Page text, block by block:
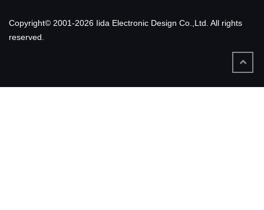
Copyright© 2001-2026 Iida Electronic Design Co.,Ltd. All rights
reserved.